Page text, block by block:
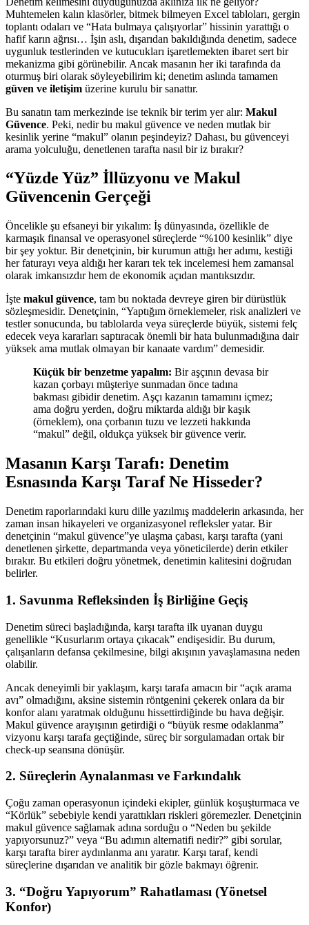
Muhtemelen kalın klasörler, bitmek bilmeyen Excel tabloları, gergin
toplantı odaları ve “Hata bulmaya çalışıyorlar” hissinin yarattığı o
hafif karın ağrısı… İşin aslı, dışarıdan bakıldığında denetim, sadece
uygunluk testlerinden ve kutucukları işaretlemekten ibaret sert bir
mekanizma gibi görünebilir. Ancak masanın her iki tarafında da
oturmuş biri olarak söyleyebilirim ki; denetim aslında tamamen
güven ve iletişim üzerine kurulu bir sanattır.
Bu sanatın tam merkezinde ise teknik bir terim yer alır: Makul
Güvence. Peki, nedir bu makul güvence ve neden mutlak bir
kesinlik yerine “makul” olanın peşindeyiz? Dahası, bu güvenceyi
arama yolculuğu, denetlenen tarafta nasıl bir iz bırakır?
“Yüzde Yüz” İllüzyonu ve Makul
Güvencenin Gerçeği
Öncelikle şu efsaneyi bir yıkalım: İş dünyasında, özellikle de
karmaşık finansal ve operasyonel süreçlerde “%100 kesinlik” diye
bir şey yoktur. Bir denetçinin, bir kurumun attığı her adımı, kestiği
her faturayı veya aldığı her kararı tek tek incelemesi hem zamansal
olarak imkansızdır hem de ekonomik açıdan mantıksızdır.
İşte makul güvence, tam bu noktada devreye giren bir dürüstlük
sözleşmesidir. Denetçinin, “Yaptığım örneklemeler, risk analizleri ve
testler sonucunda, bu tablolarda veya süreçlerde büyük, sistemi felç
edecek veya kararları saptıracak önemli bir hata bulunmadığına dair
yüksek ama mutlak olmayan bir kanaate vardım” demesidir.
Küçük bir benzetme yapalım: Bir aşçının devasa bir
kazan çorbayı müşteriye sunmadan önce tadına
bakması gibidir denetim. Aşçı kazanın tamamını içmez;
ama doğru yerden, doğru miktarda aldığı bir kaşık
(örneklem), ona çorbanın tuzu ve lezzeti hakkında
“makul” değil, oldukça yüksek bir güvence verir.
Masanın Karşı Tarafı: Denetim
Esnasında Karşı Taraf Ne Hisseder?
Denetim raporlarındaki kuru dille yazılmış maddelerin arkasında, her
zaman insan hikayeleri ve organizasyonel refleksler yatar. Bir
denetçinin “makul güvence”ye ulaşma çabası, karşı tarafta (yani
denetlenen şirkette, departmanda veya yöneticilerde) derin etkiler
bırakır. Bu etkileri doğru yönetmek, denetimin kalitesini doğrudan
belirler.
1. Savunma Refleksinden İş Birliğine Geçiş
Denetim süreci başladığında, karşı tarafta ilk uyanan duygu
genellikle “Kusurlarım ortaya çıkacak” endişesidir. Bu durum,
çalışanların defansa çekilmesine, bilgi akışının yavaşlamasına neden
olabilir.
Ancak deneyimli bir yaklaşım, karşı tarafa amacın bir “açık arama
avı” olmadığını, aksine sistemin röntgenini çekerek onlara da bir
konfor alanı yaratmak olduğunu hissettirdiğinde bu hava değişir.
Makul güvence arayışının getirdiği o “büyük resme odaklanma”
vizyonu karşı tarafa geçtiğinde, süreç bir sorgulamadan ortak bir
check-up seansına dönüşür.
2. Süreçlerin Aynalanması ve Farkındalık
Çoğu zaman operasyonun içindeki ekipler, günlük koşuşturmaca ve
“Körlük” sebebiyle kendi yarattıkları riskleri göremezler. Denetçinin
makul güvence sağlamak adına sorduğu o “Neden bu şekilde
yapıyorsunuz?” veya “Bu adımın alternatifi nedir?” gibi sorular,
karşı tarafta birer aydınlanma anı yaratır. Karşı taraf, kendi
süreçlerine dışarıdan ve analitik bir gözle bakmayı öğrenir.
3. “Doğru Yapıyorum” Rahatlaması (Yönetsel
Konfor)